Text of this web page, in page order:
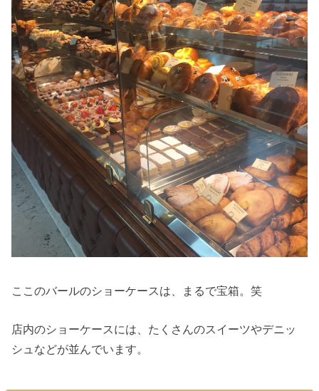
ここのバールのショーケースは、まるで宝箱。笑
店内のショーケースには、たくさんのスイーツやデニッ
シュなどが並んでいます。